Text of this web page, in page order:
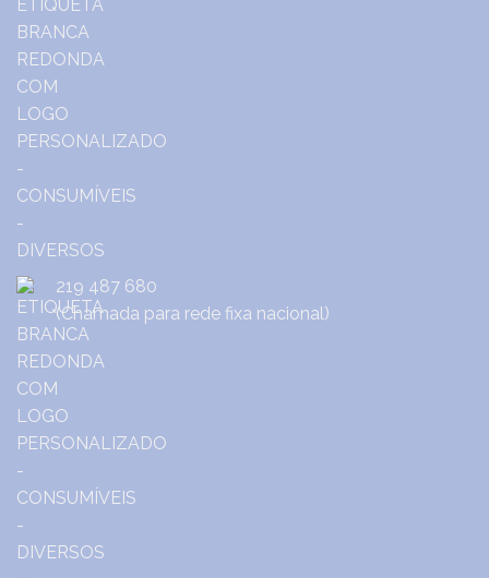
219 487 680
(Chamada para rede fixa nacional)